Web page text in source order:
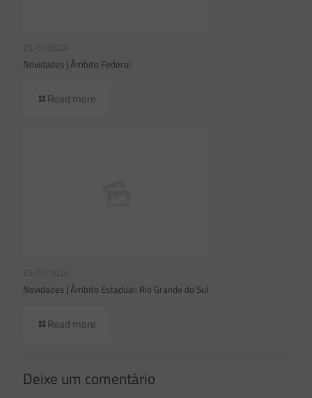
23/07/2026
Novidades | Âmbito Federal
Read more
23/07/2026
Novidades | Âmbito Estadual: Rio Grande do Sul
Read more
Deixe um comentário